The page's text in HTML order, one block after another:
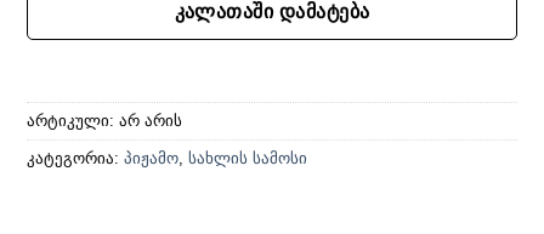
ᲙᲐᲚᲐᲗᲐᲨᲘ ᲓᲐᲛᲐᲢᲔᲑᲐ
არტიკული:არ არის
კატეგორია:პიჟამო ,სახლის სამოსი